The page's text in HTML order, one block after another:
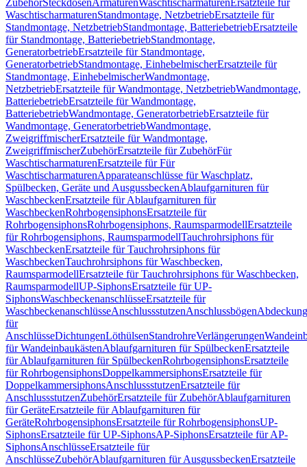
ZubehörSteckdosenArmaturenWaschtischarmaturen Ersatzteile für
WaschtischarmaturenStandmontage, NetzbetriebErsatzteile für
Standmontage, NetzbetriebStandmontage, BatteriebetriebErsatzteile
für Standmontage, BatteriebetriebStandmontage,
GeneratorbetriebErsatzteile für Standmontage,
GeneratorbetriebStandmontage, EinhebelmischerErsatzteile für
Standmontage, EinhebelmischerWandmontage,
NetzbetriebErsatzteile für Wandmontage, NetzbetriebWandmontage,
BatteriebetriebErsatzteile für Wandmontage,
BatteriebetriebWandmontage, GeneratorbetriebErsatzteile für
Wandmontage, GeneratorbetriebWandmontage,
ZweigriffmischerErsatzteile für Wandmontage,
ZweigriffmischerZubehörErsatzteile für ZubehörFür
WaschtischarmaturenErsatzteile für Für
WaschtischarmaturenApparateanschlüsse für Waschplatz,
Spülbecken, Geräte und AusgussbeckenAblaufgarnituren für
WaschbeckenErsatzteile für Ablaufgarnituren für
WaschbeckenRohrbogensiphonsErsatzteile für
RohrbogensiphonsRohrbogensiphons, RaumsparmodellErsatzteile
für Rohrbogensiphons, RaumsparmodellTauchrohrsiphons für
WaschbeckenErsatzteile für Tauchrohrsiphons für
WaschbeckenTauchrohrsiphons für Waschbecken,
RaumsparmodellErsatzteile für Tauchrohrsiphons für Waschbecken,
RaumsparmodellUP-SiphonsErsatzteile für UP-
SiphonsWaschbeckenanschlüsseErsatzteile für
WaschbeckenanschlüsseAnschlussstutzenAnschlussbögen
für
AnschlüsseDichtungenLöthülsenStandrohreVerlängerungen
für WandeinbaukästenAblaufgarnituren für SpülbeckenErsatzteile
für Ablaufgarnituren für SpülbeckenRohrbogensiphonsErsatzteile
für RohrbogensiphonsDoppelkammersiphonsErsatzteile für
DoppelkammersiphonsAnschlussstutzenErsatzteile für
AnschlussstutzenZubehörErsatzteile für ZubehörAblaufgarnituren
für GeräteErsatzteile für Ablaufgarnituren für
GeräteRohrbogensiphonsErsatzteile für RohrbogensiphonsUP-
SiphonsErsatzteile für UP-SiphonsAP-SiphonsErsatzteile für AP-
SiphonsAnschlüsseErsatzteile für
AnschlüsseZubehörAblaufgarnituren für AusgussbeckenErsatzteile